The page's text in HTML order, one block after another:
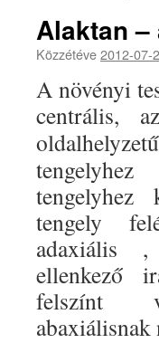
Alaktan
Közzétéve2012-07-
A növényi
centrális,
tengelyhez
tengely
adaxiális
ellenkező
felszínt
abaxiálisnak